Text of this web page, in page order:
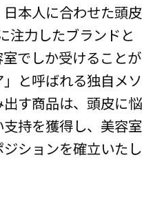
本人に合わせた頭皮
注力したブランドと
でしか受けることが
と呼ばれる独自メソ
す商品は、頭皮に悩
持を獲得し、美容室
ションを確立いたし